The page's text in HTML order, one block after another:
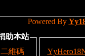
Powered By
助本站